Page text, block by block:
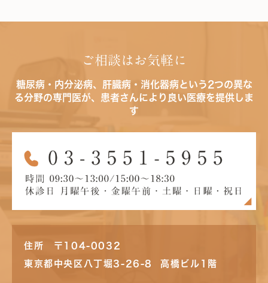
ご相談はお気軽に
糖尿病・内分泌病、肝臓病・消化器病という2つの異な
る分野の専門医が、患者さんにより良い医療を提供しま
す
住所 〒104-0032
東京都中央区八丁堀3-26-8 高橋ビル1階